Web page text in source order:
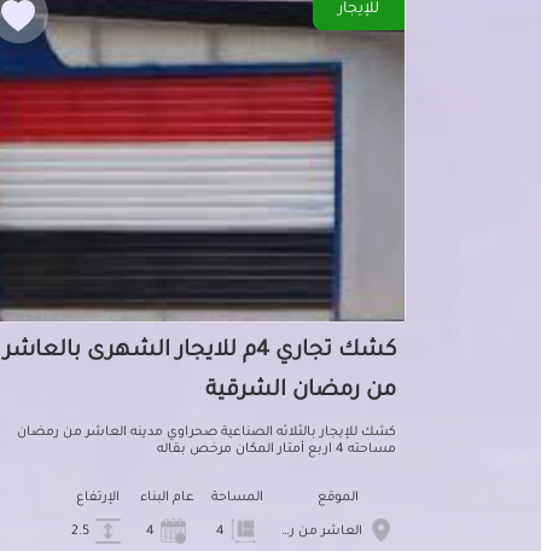
للإيجار
كشك تجاري 4م للايجار الشهرى بالعاشر
من رمضان الشرقية
كشك للإيجار بالثلاثه الصناعية صحراوي مدينه العاشر من رمضان
مساحته 4 اربع أمتار المكان مرخص بقاله
الموقع
العاشر من رمضان
المساحة عام البناء الإرتفاع